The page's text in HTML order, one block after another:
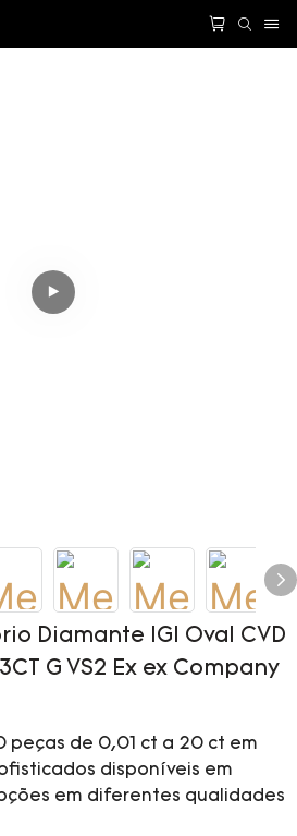
Diamante IGI Oval CVD
G VS2 Ex ex Company
peças de 0,01 ct a 20 ct em
disponíveis em
em diferentes qualidades